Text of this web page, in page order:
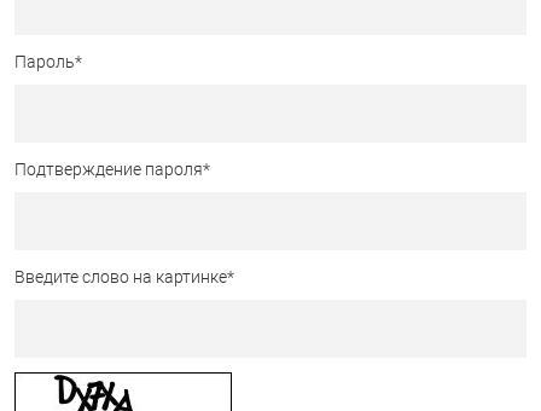
Пароль*
Подтверждение пароля*
Введите слово на картинке*